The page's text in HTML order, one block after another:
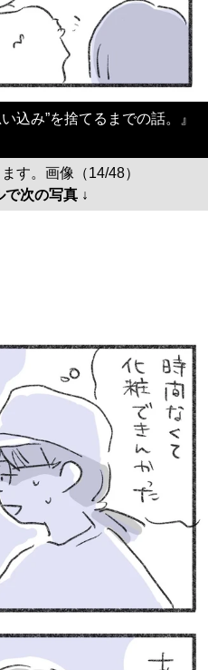
込み”を捨てるまでの話。』
す。画像（14/48）
で次の写真 ↓